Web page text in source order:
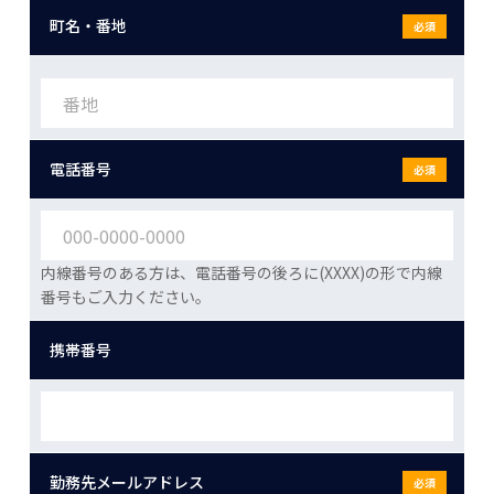
町名・番地 必須
電話番号 必須
内線番号のある方は、電話番号の後ろに(XXXX)の形で内線
番号もご入力ください。
携帯番号
勤務先メールアドレス 必須